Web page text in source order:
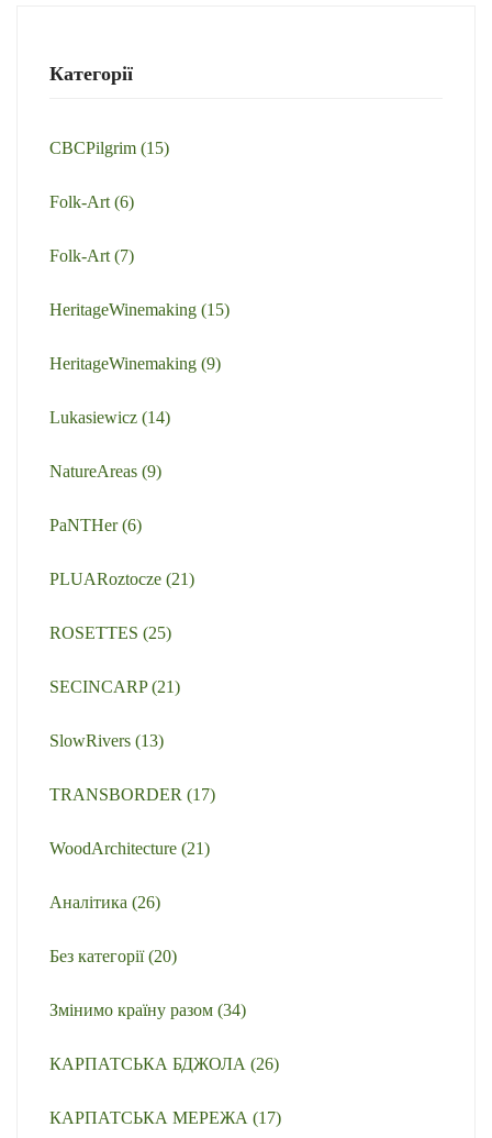
Категорії
CBCPilgrim (15)
Folk-Art (6)
Folk-Art (7)
HeritageWinemaking (15)
HeritageWinemaking (9)
Lukasiewicz (14)
NatureAreas (9)
PaNTHer(6)
PLUARoztocze (21)
ROSETTES (25)
SECINCARP(21)
SlowRivers (13)
TRANSBORDER (17)
WoodArchitecture (21)
Аналітика (26)
Без категорії(20)
Змінимо країну разом (34)
КАРПАТСЬКА БДЖОЛА (26)
КАРПАТСЬКА МЕРЕЖА (17)